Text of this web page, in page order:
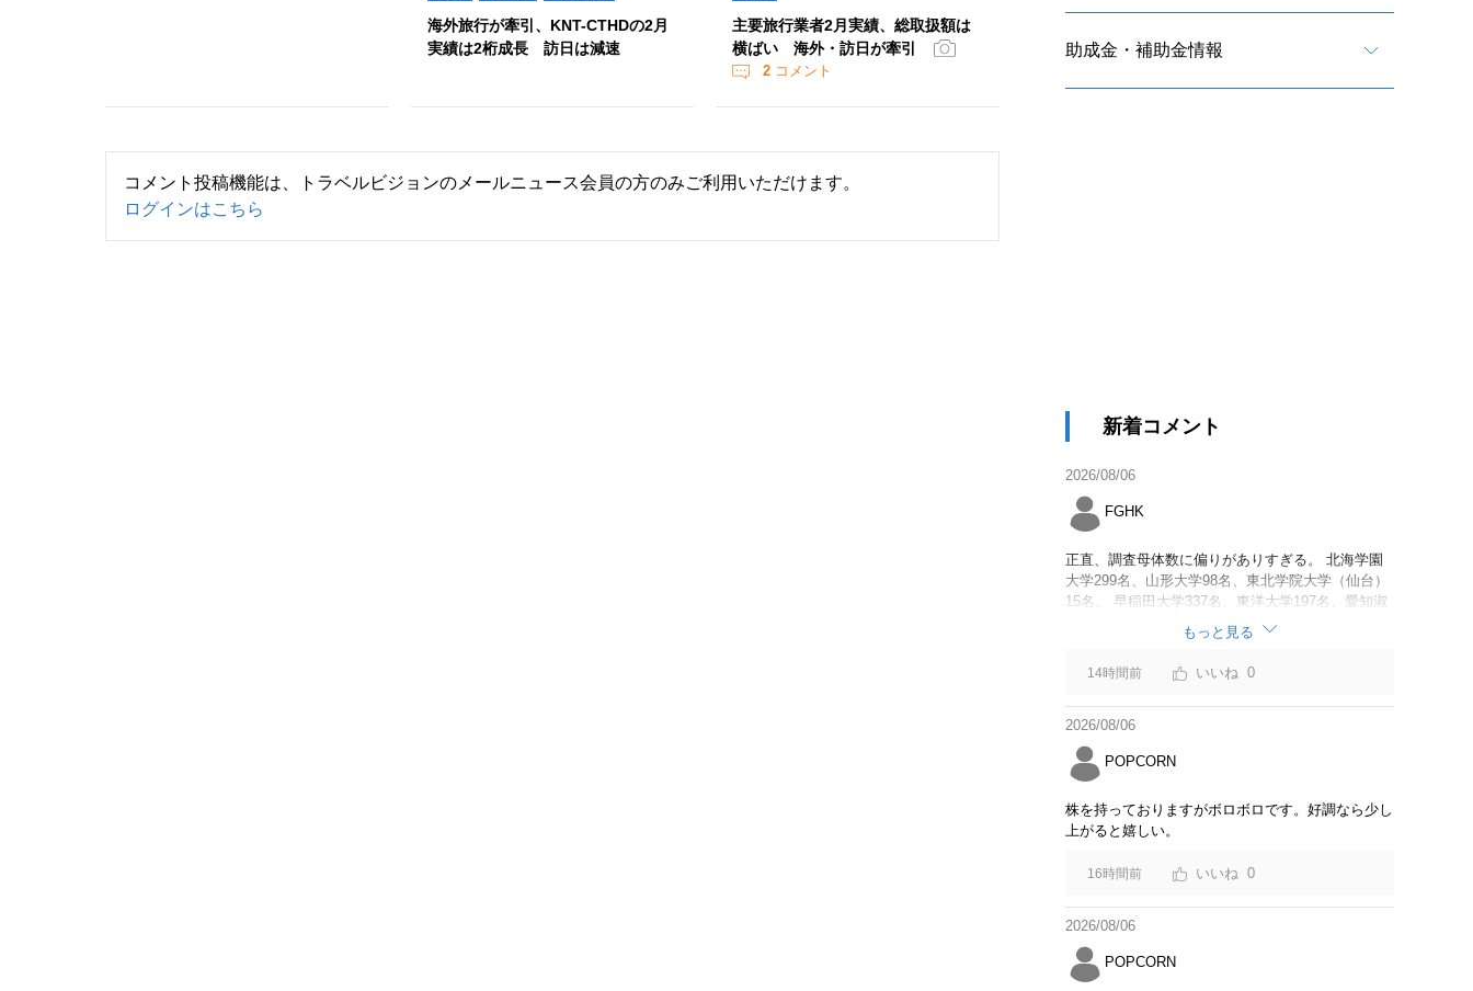
海外旅行が牽引、KNT-CTHDの2月
実績は2桁成長 訪日は減速
主要旅行業者2月実績、総取扱額は
横ばい 海外・訪日が牽引
2 コメント
コメント投稿機能は、トラベルビジョンのメールニュース会員の方のみご利用いただけます。
ログインはこちら
助成金・補助金情報
新着コメント
2026/08/06
FGHK
正直、調査母体数に偏りがありすぎる。 北海学園
大学299名、山形大学98名、東北学院大学（仙台）
15名、 早稲田大学337名、東洋大学197名、愛知淑
徳大学60名、 追手門学院大学（大阪）137名、安田
女子大学（広島）45名、 福岡大学62名、名桜大学
（沖縄）111名 調査と呼べるような内容でもない。
「Z世代の大学生海外旅行意識アンケート結果」に
変えた方が良いのでは？
もっと見る
14時間前 0
2026/08/06
POPCORN
株を持っておりますがボロボロです。好調なら少し
上がると嬉しい。
16時間前 0
2026/08/06
POPCORN